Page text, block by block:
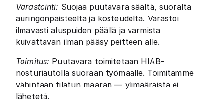
Varastointi: Suojaa puutavara säältä, suoralta
auringonpaisteelta ja kosteudelta. Varastoi
ilmavasti aluspuiden päällä ja varmista
kuivattavan ilman pääsy peitteen alle.
Toimitus: Puutavara toimitetaan HIAB-
nosturiautolla suoraan työmaalle. Toimitamme
vähintään tilatun määrän — ylimääräistä ei
lähetetä.